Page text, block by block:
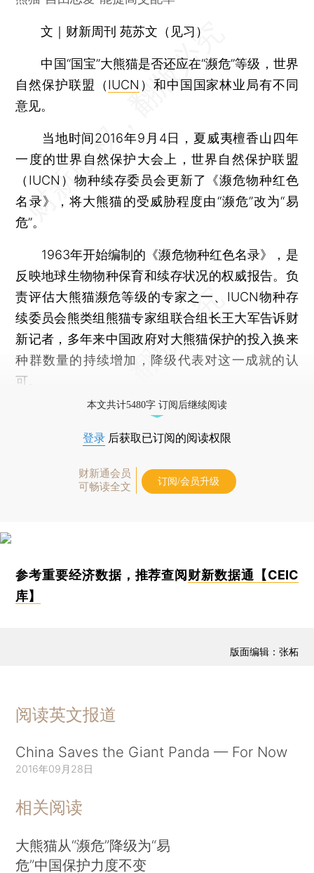
文｜财新周刊 苑苏文（见习）
中国“国宝”大熊猫是否还应在“濒危”等级，世界
自然保护联盟（IUCN ）和中国国家林业局有不同
意见。
当地时间2016年9月4日，夏威夷檀香山四年
一度的世界自然保护大会上，世界自然保护联盟
（IUCN）物种续存委员会更新了《濒危物种红色
名录》，将大熊猫的受威胁程度由“濒危”改为“易
危”。
1963年开始编制的《濒危物种红色名录》，是
反映地球生物物种保育和续存状况的权威报告。负
责评估大熊猫濒危等级的专家之一、IUCN物种存
续委员会熊类组熊猫专家组联合组长王大军告诉财
新记者，多年来中国政府对大熊猫保护的投入换来
种群数量的持续增加，降级代表对这一成就的认
可。
本文共计5480字 订阅后继续阅读
登录 后获取已订阅的阅读权限
财新通会员
可畅读全文
订阅/会员升级
参考重要经济数据，推荐查阅 财新数据通【CEIC
库】
版面编辑：张柘
阅读英文报道
China Saves the Giant Panda — For Now
2016年09月28日
相关阅读
大熊猫从“濒危”降级为“易
危”中国保护力度不变